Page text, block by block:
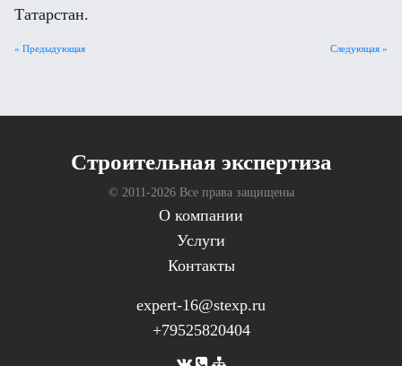
Татарстан.
Следующая »
« Предыдующая
Cтроительная экспертиза
© 2011-2026 Все права защищены
О компании
Услуги
Контакты
expert-16@stexp.ru
+79525820404